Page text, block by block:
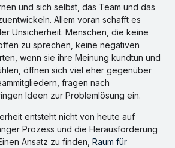
und sich selbst, das Team und das
Allem voran schafft es
Unsicherheit. Menschen, die keine
zu sprechen, keine negativen
wenn sie ihre Meinung kundtun und
öffnen sich viel eher gegenüber
fragen nach
Ideen zur Problemlösung ein.
entsteht nicht von heute auf
Prozess und die Herausforderung
Ansatz zu finden, Raum für